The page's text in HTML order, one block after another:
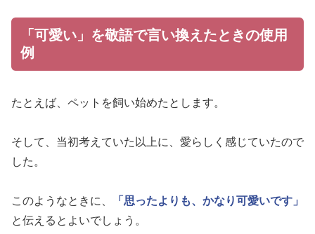
「可愛い」を敬語で言い換えたときの使用
例
たとえば、ペットを飼い始めたとします。
そして、当初考えていた以上に、愛らしく感じていたので
した。
このようなときに、
「思ったよりも、かなり可愛いです」
と伝えるとよいでしょう。